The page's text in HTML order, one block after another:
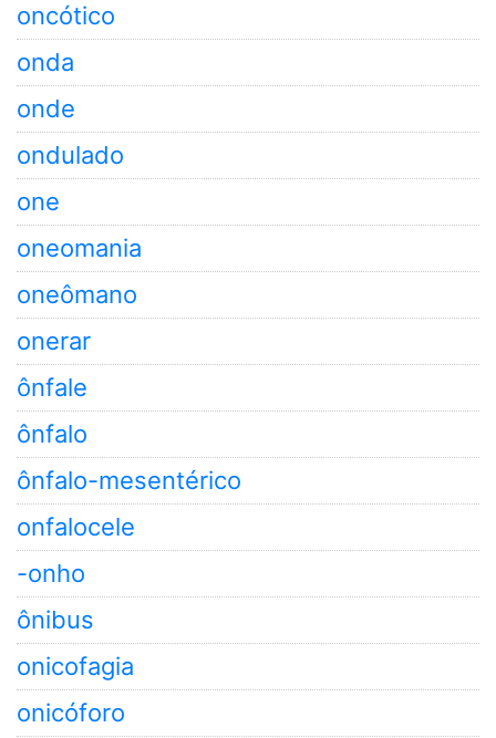
oncótico
onda
onde
ondulado
one
oneomania
oneômano
onerar
ônfale
ônfalo
ônfalo-mesentérico
onfalocele
-onho
ônibus
onicofagia
onicóforo